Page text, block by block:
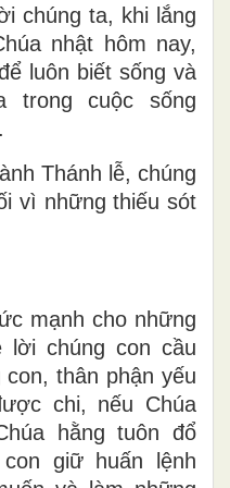
chúng ta, khi lắng
nhật hôm nay,
luôn biết sống và
trong cuộc sống
Thánh lễ, chúng
vì những thiếu sót
mạnh cho những
lời chúng con cầu
thân phận yếu
chi, nếu Chúa
hằng tuôn đổ
giữ huấn lệnh